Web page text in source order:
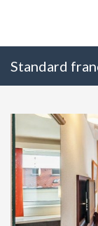
Standard